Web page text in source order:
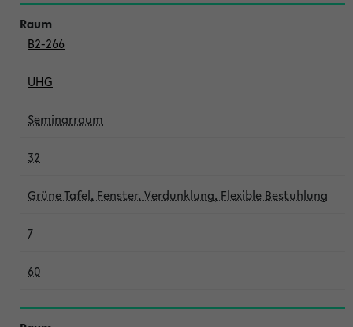
B2-266
UHG
Seminarraum
32
Grüne Tafel, Fenster, Verdunklung, Flexible Bestuhlung
7
60